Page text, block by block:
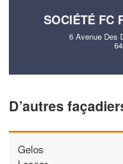
SOCIÉTÉ FC
6 Avenue Des
D’autres
Gelos